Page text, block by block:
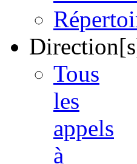
Tous
les
appels
à